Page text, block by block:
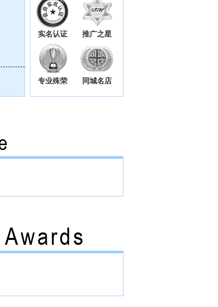
实名认证 推广之星
专业殊荣 同城名店